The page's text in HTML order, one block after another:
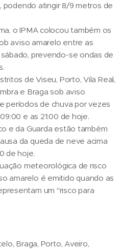
podendo atingir 8/9 metros de
o IPMA colocou também os
aviso amarelo entre as
prevendo-se ondas de
de Viseu, Porto, Vila Real,
e Braga sob aviso
períodos de chuva por vezes
e as 21:00 de hoje.
e da Guarda estão também
da queda de neve acima
de hoje.
meteorológica de risco
amarelo é emitido quando as
um "risco para
Braga, Porto, Aveiro,